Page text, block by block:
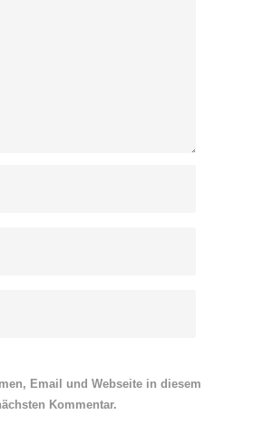
Email und Webseite in diesem
Kommentar.